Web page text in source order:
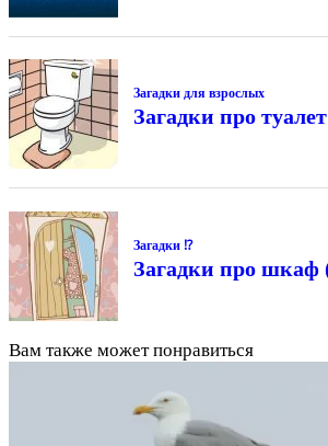
Загадки для взрослых
Загадки про
Загадки ⁉
Загадки про шкаф
Вам также может понравиться